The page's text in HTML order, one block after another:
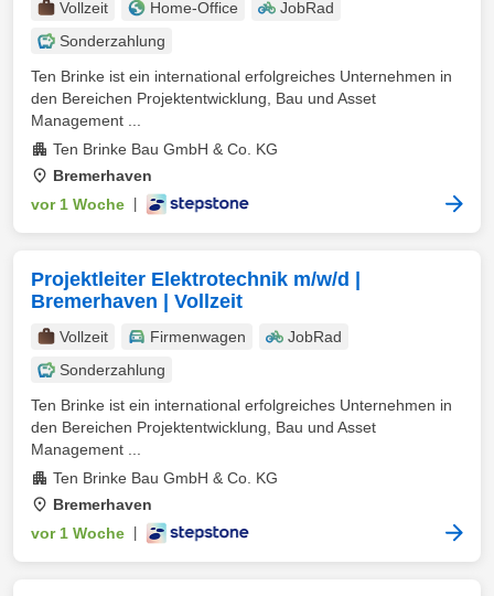
Vollzeit Home-Office
JobRad
Sonderzahlung
Ten Brinke ist ein international erfolgreiches Unternehmen in
den Bereichen Projektentwicklung, Bau und Asset
Management ...
Ten Brinke Bau GmbH & Co. KG
Bremerhaven
vor 1 Woche
Projektleiter Elektrotechnik m/w/d |
Bremerhaven | Vollzeit
Vollzeit Firmenwagen
JobRad
Sonderzahlung
Ten Brinke ist ein international erfolgreiches Unternehmen in
den Bereichen Projektentwicklung, Bau und Asset
Management ...
Ten Brinke Bau GmbH & Co. KG
Bremerhaven
vor 1 Woche